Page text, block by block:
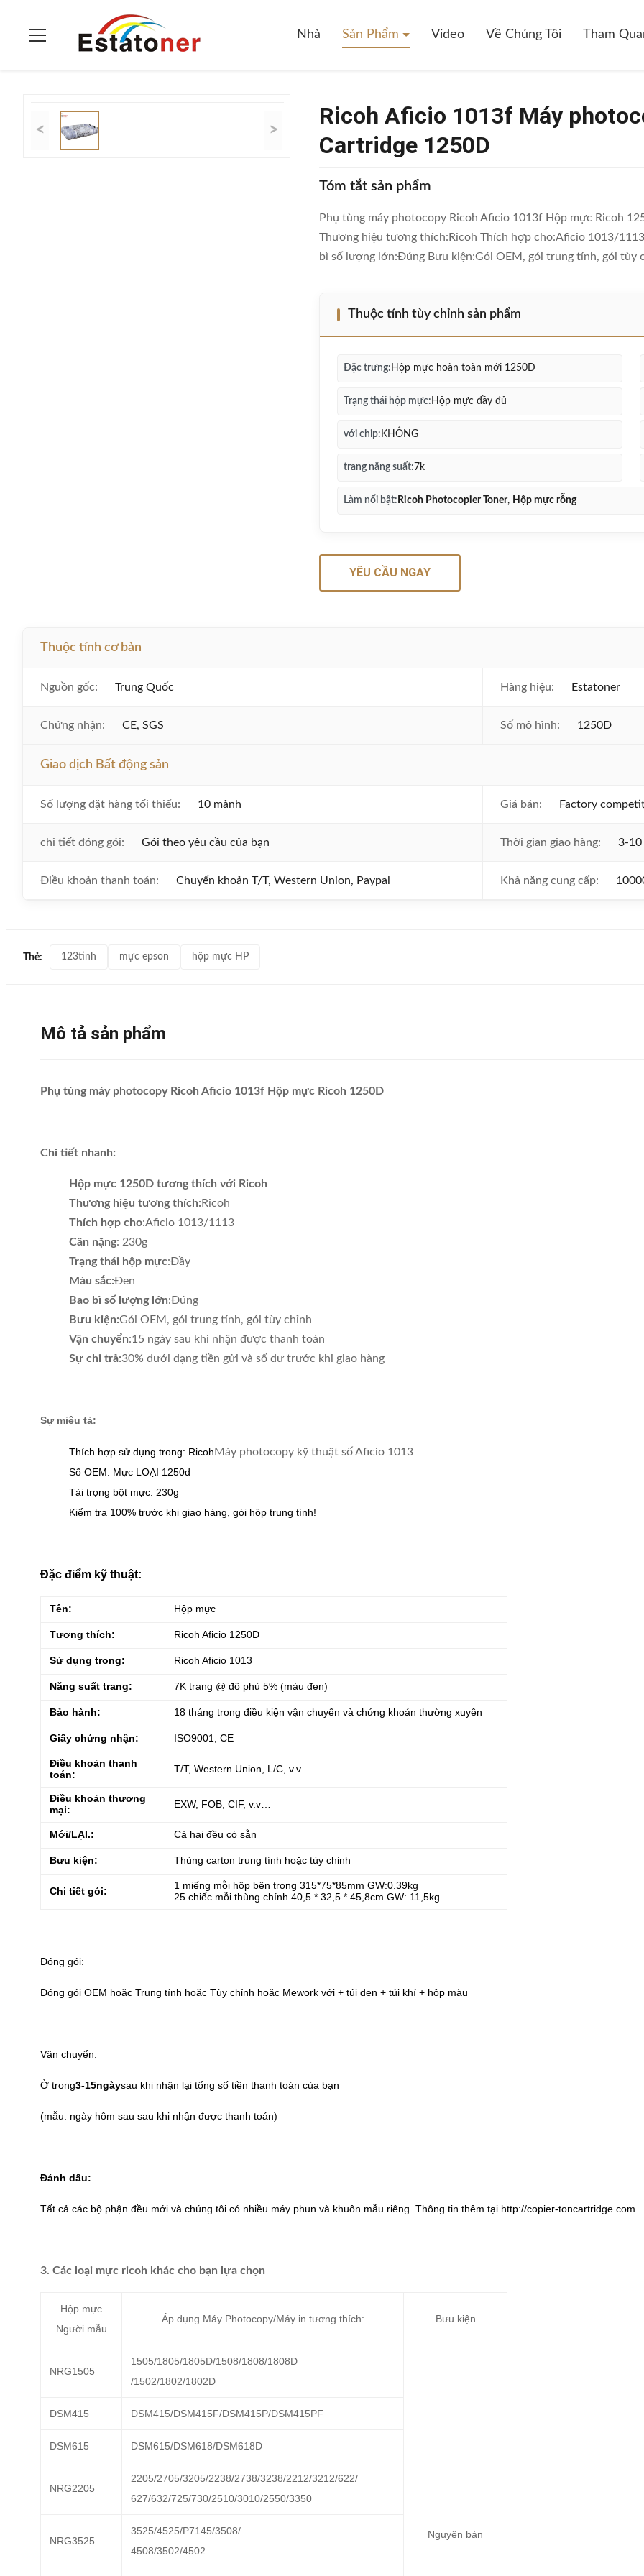
Nhà Sản Phẩm Video Về Chúng Tôi Tham
các sản phẩm >
< >
Ricoh Aficio 1013f Máy
Cartridge 1250D
Tóm tắt sản phẩm
Phụ tùng máy photocopy Ricoh Aficio 1013f Hộp mực Ricoh
Thương hiệu tương thích:Ricoh Thích hợp cho:Aficio 1013/
bì số lượng lớn:Đúng Bưu kiện:Gói OEM, gói trung tính, gói tùy
Thuộc tính tùy chỉnh sản phẩm
Đặc trưng: Hộp mực hoàn toàn mới 1250D
Trạng thái hộp mực: Hộp mực đầy đủ
với chip: KHÔNG
trang năng suất:7k
Làm nổi bật: Ricoh Photocopier Toner, Hộp mực rỗng
YÊU CẦU NGAY
Thuộc tính cơ bản
Nguồn gốc: Trung Quốc Hàng hiệu: Estatoner
Chứng nhận: CE, SGS Số mô hình: 1250D
Giao dịch Bất động sản
Số lượng đặt hàng tối thiểu: 10 mảnh Giá bán: Factory
chi tiết đóng gói: Gói theo yêu cầu của bạn Thời gian giao hàng: 3-10
Điều khoản thanh toán: Chuyển khoản T/T, Western Union, Paypal Khả năng cung cấp:
Thẻ: 123tinh mực epson hộp mực HP
Mô tả sản phẩm
Phụ tùng máy photocopy Ricoh Aficio 1013f Hộp mực Ricoh 1250D
Chi tiết nhanh:
Hộp mực 1250D tương thích với Ricoh
Thương hiệu tương thích: Ricoh
Thích hợp cho:Aficio 1013/1113
Cân nặng: 230g
Trạng thái hộp mực:Đầy
Màu sắc:Đen
Bao bì số lượng lớn:Đúng
Bưu kiện:Gói OEM, gói trung tính, gói tùy chỉnh
Vận chuyển:15 ngày sau khi nhận được thanh toán
Sự chi trả:30% dưới dạng tiền gửi và số dư trước khi giao hàng
Sự miêu tả:
Thích hợp sử dụng trong: RicohMáy photocopy kỹ thuật số Aficio 1013
Số OEM: Mực LOẠI 1250d
Tải trọng bột mực: 230g
Kiểm tra 100% trước khi giao hàng, gói hộp trung tính!
Đặc điểm kỹ thuật:
Tên: Hộp mực
Tương thích: Ricoh Aficio 1250D
Sử dụng trong: Ricoh Aficio 1013
Năng suất trang: 7K trang @ độ phủ 5% (màu đen)
Bảo hành: 18 tháng trong điều kiện vận chuyển và chứng khoán thường xuyên
Giấy chứng nhận: ISO9001, CE
Điều khoản thanh
toán:
T/T, Western Union, L/C, v.v...
Điều khoản thương
mại:
EXW, FOB, CIF, v.v…
Mới/LẠI.: Cả hai đều có sẵn
Bưu kiện: Thùng carton trung tính hoặc tùy chỉnh
Chi tiết gói:
1 miếng mỗi hộp bên trong 315*75*85mm GW:0.39kg
25 chiếc mỗi thùng chính 40,5 * 32,5 * 45,8cm GW: 11,5kg
Đóng gói:
Đóng gói OEM hoặc Trung tính hoặc Tùy chỉnh hoặc Mework với + túi đen + túi khí + hộp màu
Vận chuyển:
Ở trong3-15ngàysau khi nhận lại tổng số tiền thanh toán của bạn
(mẫu: ngày hôm sau sau khi nhận được thanh toán)
Đánh dấu:
Tất cả các bộ phận đều mới và chúng tôi có nhiều máy phun và khuôn mẫu riêng. Thông tin thêm tại http://copier-toncartridge.com
3. Các loại mực ricoh khác cho bạn lựa chọn
Hộp mực
Người mẫu
Áp dụng Máy Photocopy/Máy in tương thích: Bưu kiện
NRG1505
1505/1805/1805D/1508/1808/1808D
/1502/1802/1802D
Nguyên bản
DSM415 DSM415/DSM415F/DSM415P/DSM415PF
DSM615 DSM615/DSM618/DSM618D
NRG2205
2205/2705/3205/2238/2738/3238/2212/3212/622/
627/632/725/730/2510/3010/2550/3350
NRG3525
3525/4525/P7145/3508/
4508/3502/4502